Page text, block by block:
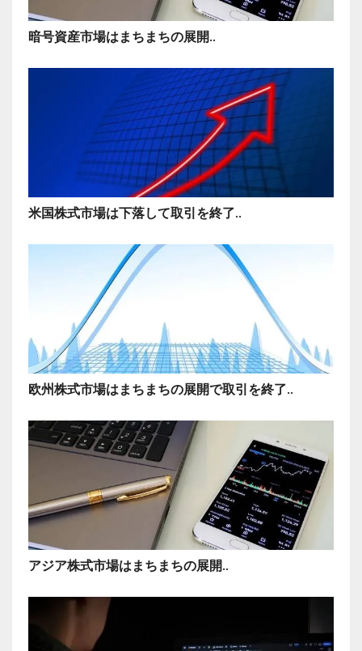
暗号資産市場はまちまちの展開..
米国株式市場は下落して取引を終了..
欧州株式市場はまちまちの展開で取引を終了..
アジア株式市場はまちまちの展開..